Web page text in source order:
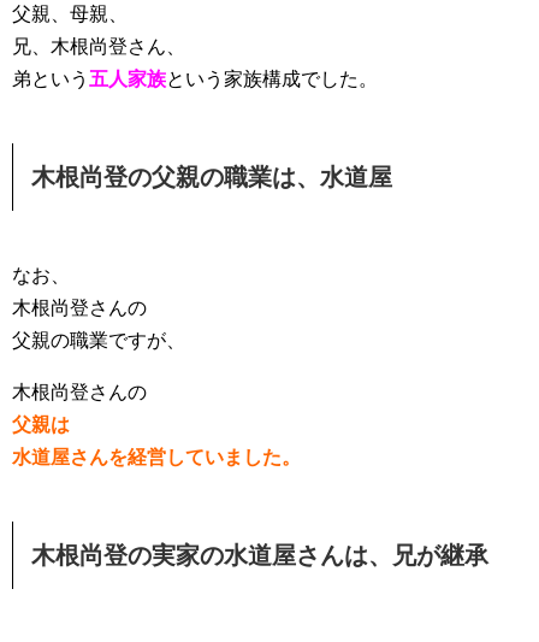
父親、母親、
兄、木根尚登さん、
弟という 五人家族という家族構成でした。
木根尚登の父親の職業は、水道屋
なお、
木根尚登さんの
父親の職業ですが、
木根尚登さんの
父親は
水道屋さんを経営していました。
木根尚登の実家の水道屋さんは、兄が継承